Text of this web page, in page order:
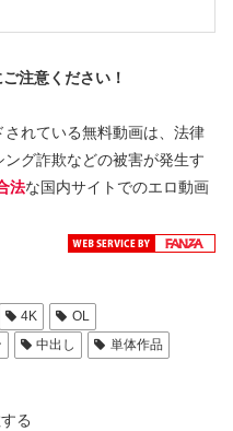
注意ください！
れている無料動画は、法律
グ詐欺などの被害が発生す
法な国内サイトでのエロ動画
4K
OL
中出し
単体作品
る